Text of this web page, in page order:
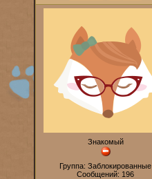
Знакомый
Группа: Заблокированные
Сообщений: 196